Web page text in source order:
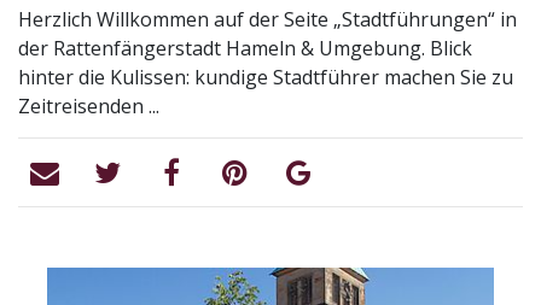
Herzlich Willkommen auf der Seite „Stadtführungen“ in
der Rattenfängerstadt Hameln & Umgebung. Blick
hinter die Kulissen: kundige Stadtführer machen Sie zu
Zeitreisenden ...